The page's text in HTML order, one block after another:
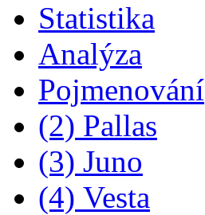
Statistika
Analýza
Pojmenování
(2) Pallas
(3) Juno
(4) Vesta